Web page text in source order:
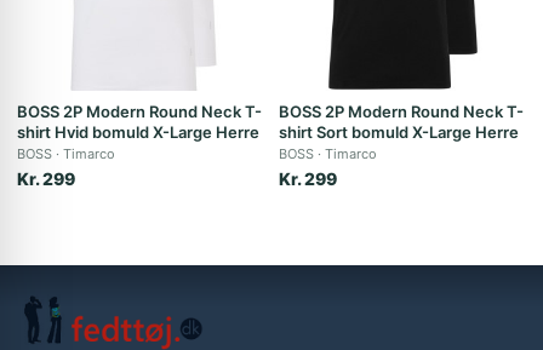
BOSS 2P Modern Round Neck T-
shirt Hvid bomuld X-Large Herre
BOSS Timarco
Kr. 299
BOSS 2P Modern Round Neck T-
shirt Sort bomuld X-Large Herre
BOSS Timarco
Kr. 299